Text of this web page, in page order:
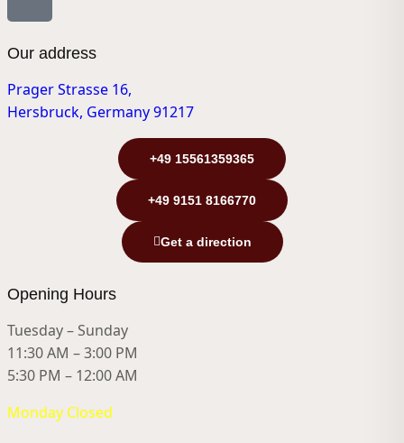
Our address
Prager Strasse 16,
Hersbruck, Germany 91217
+49 15561359365
+49 9151 8166770
Get a direction
Opening Hours
Tuesday – Sunday
11:30 AM – 3:00 PM
5:30 PM – 12:00 AM
Monday Closed